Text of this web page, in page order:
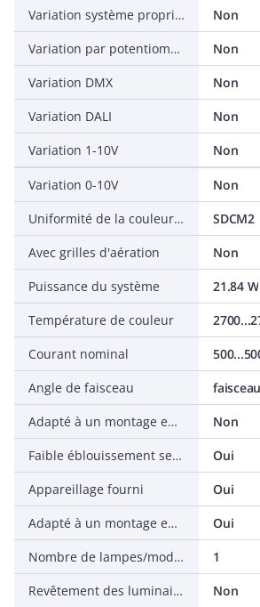
Variation système propriétaire constructeur
Non
Variation par potentiomètre (intégré)
Non
Variation DMX
Non
Variation DALI
Non
Variation 1-10V
Non
Variation 0-10V
Non
Uniformité de la couleur (ellipse de McAdam)
SDCM2
Avec grilles d'aération
Non
Puissance du système
21.84 W
Température de couleur
Courant nominal
Angle de faisceau
Adapté à un montage en saillie
Non
Faible éblouissement selon EN 12464-1 (UGR < 19)
Oui
Appareillage fourni
Oui
Adapté à un montage encastré
Oui
Nombre de lampes/modules
1
Revêtement des luminaires à isolation thermique
Non